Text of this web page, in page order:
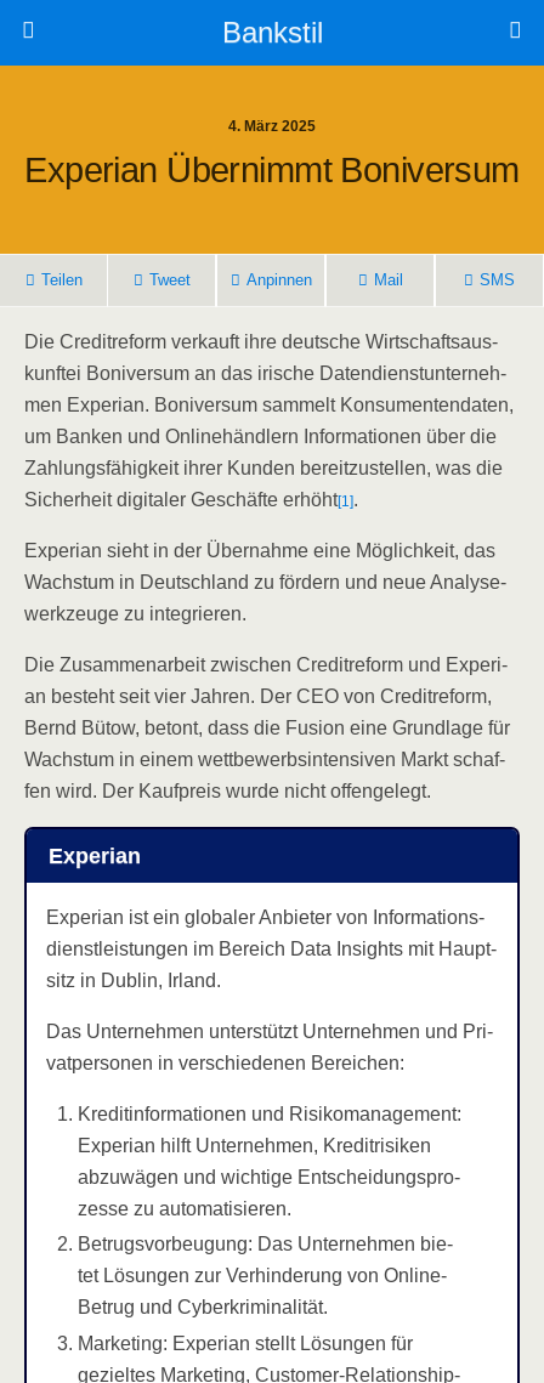
Bankstil
4. März 2025
Expe­ri­an Über­nimmt Boniversum
Tei­len Tweet Anpin­nen Mail SMS
Die Cre­dit­re­form ver­kauft ihre deut­sche Wirt­schafts­aus­
kunf­tei Boni­ver­sum an das iri­sche Daten­dienst­un­ter­neh­
men Expe­ri­an. Boni­ver­sum sam­melt Kon­su­men­ten­da­ten,
um Ban­ken und Online­händ­lern Infor­ma­tio­nen über die
Zah­lungs­fä­hig­keit ihrer Kun­den bereit­zu­stel­len, was die
Sicher­heit digi­ta­ler Geschäf­te erhöht[1].
Expe­ri­an sieht in der Über­nah­me eine Mög­lich­keit, das
Wachs­tum in Deutsch­land zu för­dern und neue Ana­ly­se­
werk­zeu­ge zu integrieren.
Die Zusam­men­ar­beit zwi­schen Cre­dit­re­form und Expe­ri­
an besteht seit vier Jah­ren. Der CEO von Cre­dit­re­form,
Bernd Bütow, betont, dass die Fusi­on eine Grund­la­ge für
Wachs­tum in einem wett­be­werbs­in­ten­si­ven Markt schaf­
fen wird. Der Kauf­preis wur­de nicht offengelegt.
Expe­ri­an
Expe­ri­an ist ein glo­ba­ler Anbie­ter von Infor­ma­ti­ons­
dienst­leis­tun­gen im Bereich Data Insights mit Haupt­
sitz in Dub­lin, Irland.
Das Unter­neh­men unter­stützt Unter­neh­men und Pri­
vat­per­so­nen in ver­schie­de­nen Bereichen:
Kre­dit­in­for­ma­tio­nen und Risi­ko­ma­nage­ment:
Expe­ri­an hilft Unter­neh­men, Kre­dit­ri­si­ken
abzu­wä­gen und wich­ti­ge Ent­schei­dungs­pro­
zes­se zu automatisieren.
Betrugs­vor­beu­gung: Das Unter­neh­men bie­
tet Lösun­gen zur Ver­hin­de­rung von Online-
Betrug und Cyberkriminalität.
Mar­ke­ting: Expe­ri­an stellt Lösun­gen für
geziel­tes Mar­ke­ting, Cus­to­mer-Rela­ti­onship-